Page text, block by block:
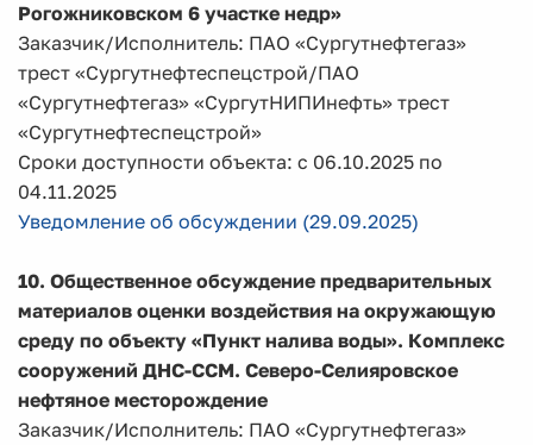
Рогожниковском 6 участке недр»
Заказчик/Исполнитель: ПАО «Сургутнефтегаз»
трест «Сургутнефтеспецстрой/ПАО
«Сургутнефтегаз» «СургутНИПИнефть» трест
«Сургутнефтеспецстрой»
Сроки доступности объекта: с 06.10.2025 по
04.11.2025
Уведомление об обсуждении (29.09.2025)
10. Общественное обсуждение предварительных
материалов оценки воздействия на окружающую
среду по объекту «Пункт налива воды». Комплекс
сооружений ДНС-ССМ. Северо-Селияровское
нефтяное месторождение
Заказчик/Исполнитель: ПАО «Сургутнефтегаз»